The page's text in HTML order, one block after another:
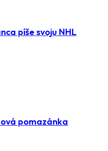
píše svoju NHL
pomazánka